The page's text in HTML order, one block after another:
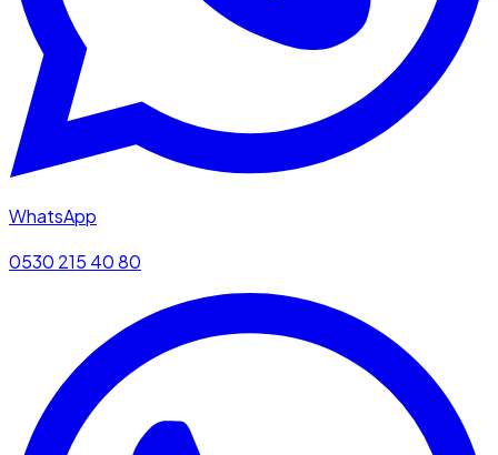
WhatsApp
0530 215 40 80